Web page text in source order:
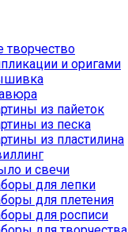
творчество
и оригами
из пайеток
из песка
из пластилина
и свечи
для лепки
для плетения
для росписи